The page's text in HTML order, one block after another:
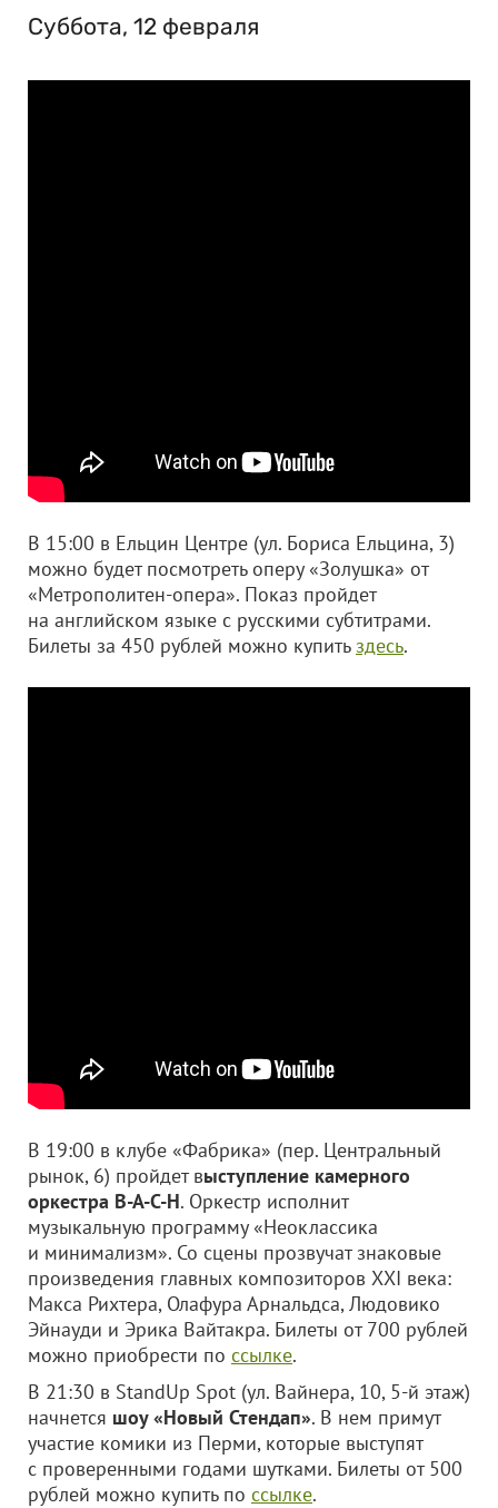
Суббота, 12 февраля
В 15:00 в Ельцин Центре (ул. Бориса Ельцина, 3)
можно будет посмотреть оперу «Золушка» от
«Метрополитен-опера». Показ пройдет
на английском языке с русскими субтитрами.
Билеты за 450 рублей можно купитьздесь.
В 19:00 в клубе «Фабрика» (пер. Центральный
рынок, 6) пройдет выступление камерного
оркестра В-А-С-Н. Оркестр исполнит
музыкальную программу «Неоклассика
и минимализм». Со сцены прозвучат знаковые
произведения главных композиторов ХХI века:
Макса Рихтера, Олафура Арнальдса, Людовико
Эйнауди и Эрика Вайтакра. Билеты от 700 рублей
можно приобрести по ссылке.
В 21:30 в StandUp Spot (ул. Вайнера, 10, 5-й этаж)
начнется шоу «Новый Стендап». В нем примут
участие комики из Перми, которые выступят
с проверенными годами шутками. Билеты от 500
рублей можно купить по ссылке.